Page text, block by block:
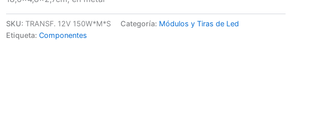
SKU: TRANSF. 12V 150W*M*S Categoría: Módulos y Tiras de Led
Etiqueta: Componentes